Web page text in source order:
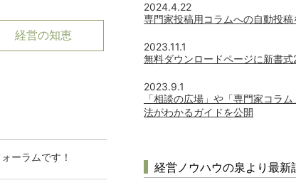
経営の知恵
ーラムです！
2024.4.22
専門家投稿用コラムへの自動投稿
2023.11.1
無料ダウンロードページに新書式
2023.9.1
「相談の広場」や「専門家コラ
法がわかるガイドを公開
経営ノウハウの泉より最新